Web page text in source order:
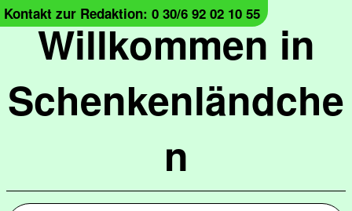
Willkommen in
Schenkenländche
n
Kontakt zur Redaktion: 0 30/6 92 02 10 55